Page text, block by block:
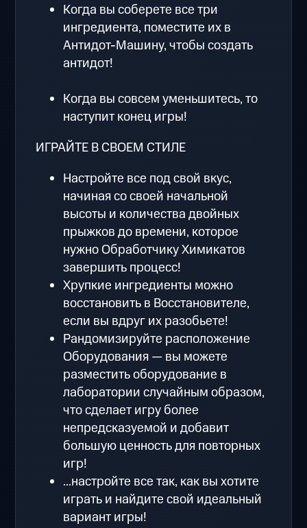
Когда вы соберете все три
ингредиента, поместите их в
Антидот-Машину, чтобы создать
антидот!
Когда вы совсем уменьшитесь, то
наступит конец игры!
ИГРАЙТЕ В СВОЕМ СТИЛЕ
Настройте все под свой вкус,
начиная со своей начальной
высоты и количества двойных
прыжков до времени, которое
нужно Обработчику Химикатов
завершить процесс!
Хрупкие ингредиенты можно
восстановить в Восстановителе,
если вы вдруг их разобьете!
Рандомизируйте расположение
Оборудования — вы можете
разместить оборудование в
лаборатории случайным образом,
что сделает игру более
непредсказуемой и добавит
большую ценность для повторных
игр!
...настройте все так, как вы хотите
играть и найдите свой идеальный
вариант игры!